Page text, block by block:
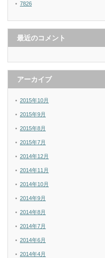
7826
最近のコメント
アーカイブ
2015年10月
2015年9月
2015年8月
2015年7月
2014年12月
2014年11月
2014年10月
2014年9月
2014年8月
2014年7月
2014年6月
2014年4月